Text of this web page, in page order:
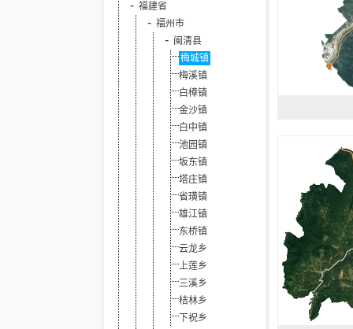
福建省
福州市
闽清县
梅城镇
梅溪镇
白樟镇
金沙镇
白中镇
池园镇
坂东镇
塔庄镇
省璜镇
雄江镇
东桥镇
云龙乡
上莲乡
三溪乡
桔林乡
下祝乡